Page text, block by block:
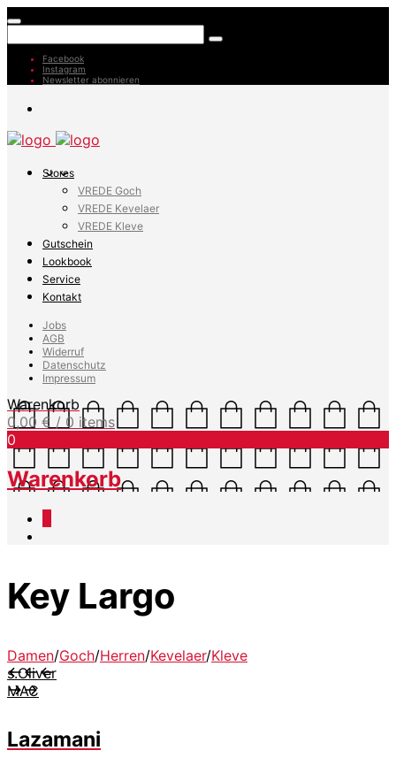
Facebook
Instagram
Newsletter abonnieren
Stores
VREDE Goch
VREDE Kevelaer
VREDE Kleve
Gutschein
Lookbook
Service
Kontakt
Jobs
AGB
Widerruf
Datenschutz
Impressum
Warenkorb
0,00 € / 0 items
0
Warenkorb
Key Largo
Damen/Goch/Herren/Kevelaer/Kleve
s.Oliver
MAC
Lazamani